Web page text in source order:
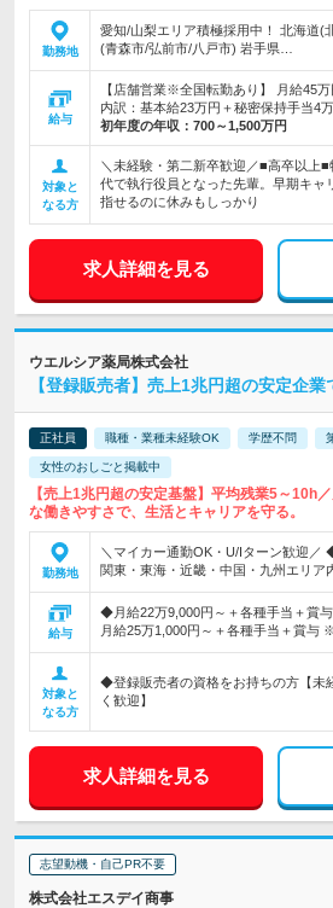
勤務地
愛知/山梨エリア積極採用中！ 北海道(
(青森市/弘前市/八戸市) 岩手県…
給与
【店舗営業※全国転勤あり】 月給45
内訳：基本給23万円＋秘密保持手当4
初年度の年収： 700～1,500万円
対象と
なる方
＼未経験・第二新卒歓迎／■高卒以上
代で執行役員となった先輩。早期キャ
指せるのに休みもしっかり
求人詳細を見る
ウエルシア薬局株式会社
【登録販売者】売上1兆円超の安定企
正社員 職種・業種未経験OK 学歴不問
女性のおしごと掲載中
【売上1兆円超の安定基盤】平均残業5～10h
な働きやすさで、生活とキャリアを守る。
勤務地
＼マイカー通勤OK・U/Iターン歓迎／
関東・東海・近畿・中国・九州エリア
給与
◆月給22万9,000円～＋各種手当＋賞
月給25万1,000円～＋各種手当＋賞与
対象と
なる方
◆登録販売者の資格をお持ちの方【未
く歓迎】
求人詳細を見る
志望動機・自己PR不要
株式会社エスデイ商事